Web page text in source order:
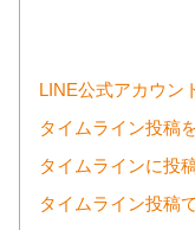
LINE公式アカウン
タイムライン投稿
タイムラインに投
タイムライン投稿